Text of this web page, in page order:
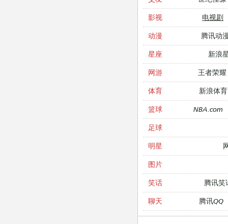
影视 电视剧
动漫 腾讯动
星座 新浪
网游 王者荣耀
体育 新浪体育
篮球 NBA.com
足球
明星
图片
笑话 腾讯笑
聊天 腾讯QQ